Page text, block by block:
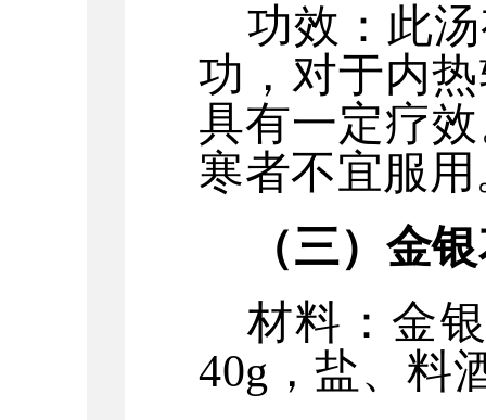
功效：此
功，对于内
具有一定疗
寒者不宜服用
（三）金
材料：金
40g，盐、料